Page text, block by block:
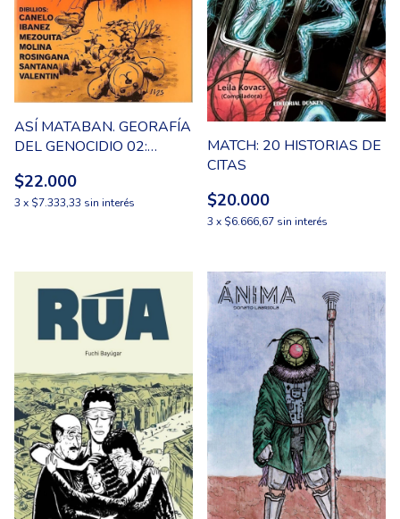
ASÍ MATABAN. GEORAFÍA
DEL GENOCIDIO 02:
SAN LUIS
$22.000
3 x $7.333,33 sin interés
MATCH: 20 HISTORIAS DE
CITAS
$20.000
3 x $6.666,67 sin interés